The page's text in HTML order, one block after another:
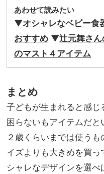
あわせて読みたい
▼オシャレなベビー食
おすすめ ▼辻元舞さ
のマスト４アイテム
まとめ
子どもが生まれると感じ
困らないもアイテムだ
２歳くらいまでは使う
イズよりも大きめを買
シャレなデザインを選